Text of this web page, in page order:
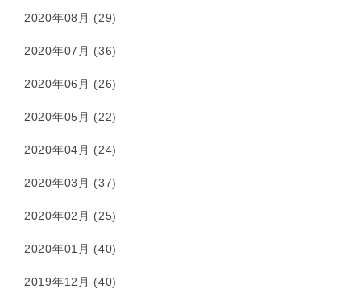
2020年08月 (29)
2020年07月 (36)
2020年06月 (26)
2020年05月 (22)
2020年04月 (24)
2020年03月 (37)
2020年02月 (25)
2020年01月 (40)
2019年12月 (40)